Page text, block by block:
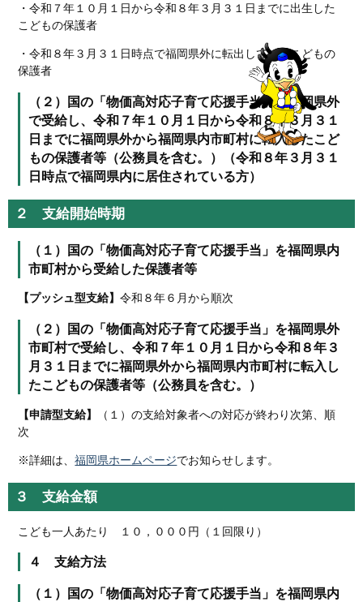
・令和７年１０月１日から令和８年３月３１日までに出生した
こどもの保護者
・令和８年３月３１日時点で福岡県外に転出しているこどもの
保護者
（２）国の「物価高対応子育て応援手当」を福岡県外
で受給し、令和７年１０月１日から令和８年３月３１
日までに福岡県外から福岡県内市町村に転入したこど
もの保護者等（公務員を含む。）（令和８年３月３１
日時点で福岡県内に居住されている方）
２ 支給開始時期
（１）国の「物価高対応子育て応援手当」を福岡県内
市町村から受給した保護者等
【プッシュ型支給】令和８年６月から順次
（２）国の「物価高対応子育て応援手当」を福岡県外
市町村で受給し、令和７年１０月１日から令和８年３
月３１日までに福岡県外から福岡県内市町村に転入し
たこどもの保護者等（公務員を含む。）
【申請型支給】
（１）の支給対象者への対応が終わり次第、順
次
※詳細は、福岡県ホームページでお知らせします。
３ 支給金額
こども一人あたり １０，０００円（１回限り）
４ 支給方法
（１）国の「物価高対応子育て応援手当」を福岡県内